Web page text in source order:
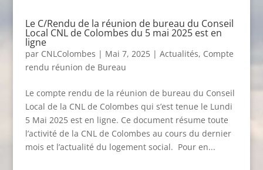
Le C/Rendu de la réunion de bureau du Conseil
Local CNL de Colombes du 5 mai 2025 est en
ligne
par CNLColombes | Mai 7, 2025| Actualités, Compte
rendu réunion de Bureau
Le compte rendu de la réunion de bureau du Conseil
Local de la CNL de Colombes qui s’est tenue le Lundi
5 Mai 2025 est en ligne. Ce document résume toute
l’activité de la CNL de Colombes au cours du dernier
mois et l’actualité du logement social. Pour en...